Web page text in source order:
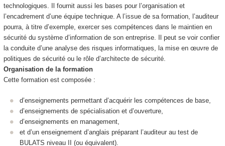
technologiques. Il fournit aussi les bases pour l’organisation et
l’encadrement d’une équipe technique. A l’issue de sa formation, l’auditeur
pourra, à titre d’exemple, exercer ses compétences dans le maintien en
sécurité du système d’information de son entreprise. Il peut se voir confier
la conduite d’une analyse des risques informatiques, la mise en œuvre de
politiques de sécurité ou le rôle d’architecte de sécurité.
Organisation de la formation
Cette formation est composée :
d’enseignements permettant d’acquérir les compétences de base,
d’enseignements de spécialisation et d’ouverture,
d’enseignements en management,
et d’un enseignement d’anglais préparant l’auditeur au test de
BULATS niveau II (ou équivalent).